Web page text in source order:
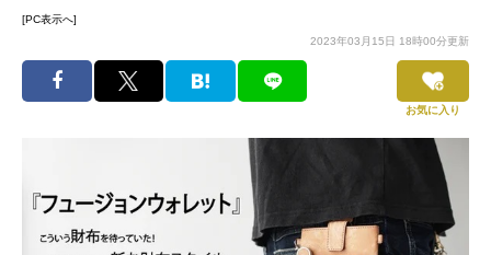
[PC表示へ]
2023年03月15日 18時00分更新
お気に入り